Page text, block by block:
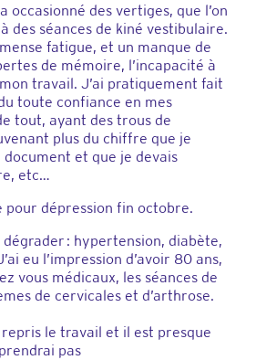
occasionné des vertiges, que l’on
des séances de kiné vestibulaire.
fatigue, et un manque de
de mémoire, l’incapacité à
travail. J’ai pratiquement fait
toute confiance en mes
tout, ayant des trous de
plus du chiffre que je
et que je devais
etc…
pour dépression fin octobre.
: hypertension, diabète,
eu l’impression d’avoir 80 ans,
vous médicaux, les séances de
de cervicales et d’arthrose.
repris le travail et il est presque
pas